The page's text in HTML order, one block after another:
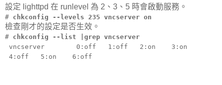
設定 lighttpd 在 runlevel 為 2、3、5 時會啟動服務。
# chkconfig --levels 235 vncserver on
檢查剛才的設定是否生效。
# chkconfig --list |grep vncserver
vncserver 0:off 1:off 2:on 3:on
4:off 5:on 6:off